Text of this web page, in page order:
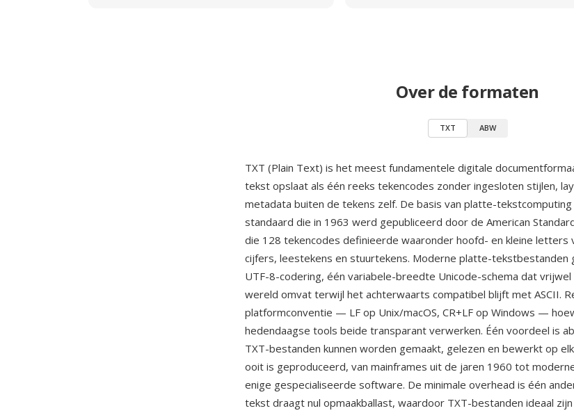
Over de formaten
TXT ABW
TXT (Plain Text) is het meest fundamentele digitale
tekst opslaat als één reeks tekencodes zonder ingesloten stijlen,
metadata buiten de tekens zelf. De basis van platte-
standaard die in 1963 werd gepubliceerd door de American
die 128 tekencodes definieerde waaronder hoofd- en kleine letters
cijfers, leestekens en stuurtekens. Moderne platte-tekstbestanden
UTF-8-codering, één variabele-breedte Unicode-schema dat
wereld omvat terwijl het achterwaarts compatibel blijft met ASCII.
platformconventie — LF op Unix/macOS, CR+LF op Windows —
hedendaagse tools beide transparant verwerken. Één voordeel is
TXT-bestanden kunnen worden gemaakt, gelezen en bewerkt op
ooit is geproduceerd, van mainframes uit de jaren 1960 tot
enige gespecialiseerde software. De minimale overhead is één
tekst draagt nul opmaakballast, waardoor TXT-bestanden ideaal